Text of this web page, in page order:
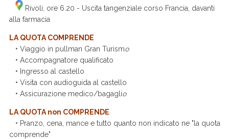
Rivoli, ore 6.20 - Uscita tangenziale corso Francia, davanti
alla farmacia
LA QUOTA COMPRENDE
• Viaggio in pullman Gran Turismo
• Accompagnatore qualificato
• Ingresso al castello
• Visita con audioguida al castello
• Assicurazione medico/bagaglio
LA QUOTA non COMPRENDE
• Pranzo, cena, mance e tutto quanto non indicato ne "la quota
comprende"